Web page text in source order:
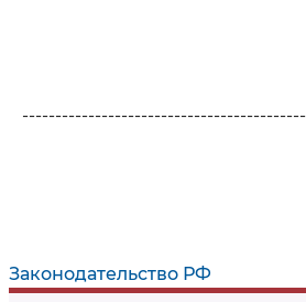
Законодательство РФ